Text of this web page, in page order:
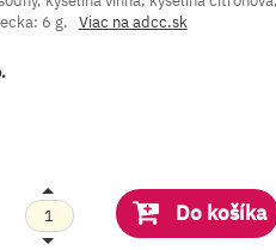
6 g. Viac na adcc.sk
Do košíka